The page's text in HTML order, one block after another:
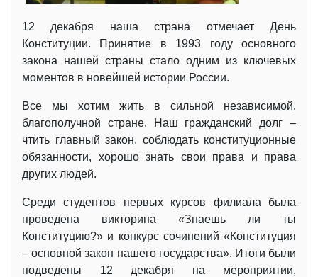
12 декабря наша страна отмечает День
Конституции. Принятие в 1993 году основного
закона нашей страны стало одним из ключевых
моментов в новейшей истории России.
Все мы хотим жить в сильной независимой,
благополучной стране. Наш гражданский долг –
чтить главный закон, соблюдать конституционные
обязанности, хорошо знать свои права и права
других людей.
Среди студентов первых курсов филиала была
проведена викторина «Знаешь ли ты
Конституцию?» и конкурс сочинений «Конституция
– основной закон нашего государства». Итоги были
подведены 12 декабря на мероприятии,